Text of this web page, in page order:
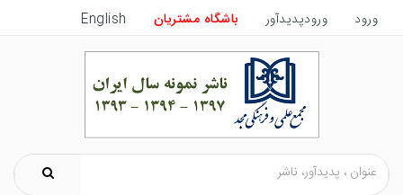
ورود ورودپدیدآور باشگاه مشتریان English